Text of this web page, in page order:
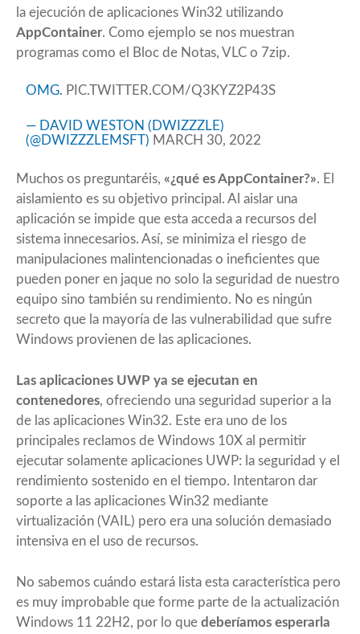
la ejecución de aplicaciones Win32 utilizando
AppContainer. Como ejemplo se nos muestran
programas como el Bloc de Notas, VLC o 7zip.
OMG. PIC.TWITTER.COM/Q3KYZ2P43S
— DAVID WESTON (DWIZZZLE)
(@DWIZZZLEMSFT) MARCH 30, 2022
Muchos os preguntaréis, «¿qué es AppContainer?». El
aislamiento es su objetivo principal. Al aislar una
aplicación se impide que esta acceda a recursos del
sistema innecesarios. Así, se minimiza el riesgo de
manipulaciones malintencionadas o ineficientes que
pueden poner en jaque no solo la seguridad de nuestro
equipo sino también su rendimiento. No es ningún
secreto que la mayoría de las vulnerabilidad que sufre
Windows provienen de las aplicaciones.
Las aplicaciones UWP ya se ejecutan en
contenedores, ofreciendo una seguridad superior a la
de las aplicaciones Win32. Este era uno de los
principales reclamos de Windows 10X al permitir
ejecutar solamente aplicaciones UWP: la seguridad y el
rendimiento sostenido en el tiempo. Intentaron dar
soporte a las aplicaciones Win32 mediante
virtualización (VAIL) pero era una solución demasiado
intensiva en el uso de recursos.
No sabemos cuándo estará lista esta característica pero
es muy improbable que forme parte de la actualización
Windows 11 22H2, por lo que deberíamos esperarla